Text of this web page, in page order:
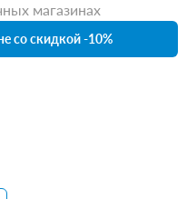
магазинах
со скидкой -10%